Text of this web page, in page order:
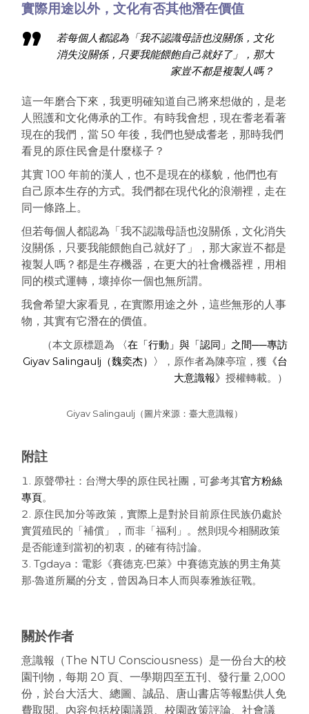
實際用途以外，文化有否其他潛在價值
若每個人都認為「我不認識母語也沒關係，文化
消失沒關係，只要我能餵飽自己就好了」，那大
家豈不都是複製人嗎？
這一年磨合下來，我更明確知道自己將來想做的，是老
人照護和文化傳承的工作。有時我會想，現在耆老看著
現在的我們，當 50 年後，我們也變成耆老，那時我們
看見的原住民會是什麼樣子？
其實 100 年前的漢人，也不是現在的樣貌，他們也有
自己原本生存的方式。我們都在現代化的浪潮裡，走在
同一條路上。
但若每個人都認為「我不認識母語也沒關係，文化消失
沒關係，只要我能餵飽自己就好了」，那大家豈不都是
複製人嗎？都是生存機器，在更大的社會機器裡，用相
同的模式運轉，壞掉你一個也無所謂。
我會希望大家看見，在實際用途之外，這些無形的人事
物，其實有它潛在的價值。
（本文原標題為
〈在「行動」與「認同」之間──專訪
Giyav Salingaulj（魏奕杰）〉
，原作者為陳亭瑄，獲 《台
大意識報》 授權轉載。）
Giyav Salingaulj（圖片來源：臺大意識報）
附註
原聲帶社：台灣大學的原住民社團，可參考其官方粉絲
專頁。
原住民加分等政策，實際上是對於目前原住民族仍處於
實質殖民的「補償」，而非「福利」。然則現今相關政策
是否能達到當初的初衷，的確有待討論。
Tgdaya：電影《賽德克‧巴萊》中賽德克族的男主角莫
那‧魯道所屬的分支，曾因為日本人而與泰雅族征戰。
關於作者
意識報（The NTU Consciousness）是一份台大的校
園刊物，每期 20 頁、一學期四至五刊、發行量 2,000
份，於台大活大、總圖、誠品、唐山書店等報點供人免
費取閱。內容包括校園議題、校園政策評論、社會議